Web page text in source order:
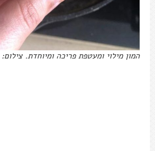
המון מילוי ומעטפת פריכה ומיוחדת.